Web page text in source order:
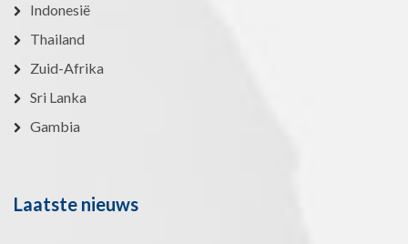
Indonesië
Thailand
Zuid-Afrika
Sri Lanka
Gambia
Laatste nieuws